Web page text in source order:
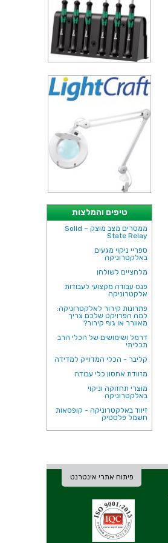
טיפים והמלצות
ממסרים מצב מוצק – Solid
State Relay
ספריי ניקוי מגעים
באלקטרוניקה
מלחציים לשולחן
פנס עבודה מקצועי לעבודות
אלקטרוניקה
פתרונות קירור לאלקטרוניקה:
למה הפרויקט שלכם צריך
מאוורר או גוף קירור?
דרמל ושימושים של הכלי הרב
תכליתי
קליבר - הכלי המדוייק למדידה
מזוודת אחסון כלי עבודה
מוצרי תחזוקה וניקוי
באלקטרוניקה
זיווד באלקטרוניקה - קופסאות
חשמל פלסטיק
פיתוח אתרי אינטרנט